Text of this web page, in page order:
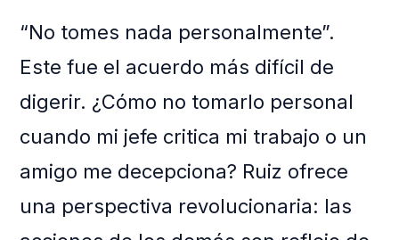
“No tomes nada personalmente”.
Este fue el acuerdo más difícil de
digerir. ¿Cómo no tomarlo personal
cuando mi jefe critica mi trabajo o un
amigo me decepciona? Ruiz ofrece
una perspectiva revolucionaria: las